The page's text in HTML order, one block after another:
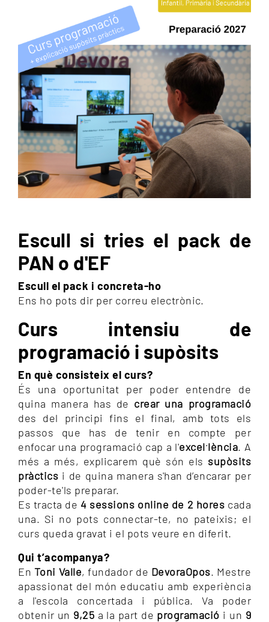
Escull si tries el pack de
PAN o d'EF
Escull el pack i concreta-ho
Ens ho pots dir per correu electrònic.
Curs intensiu de
programació i supòsits
En què consisteix el curs?
És una oportunitat per poder entendre de
quina manera has de crear una programació
des del principi fins el final, amb tots els
passos que has de tenir en compte per
enfocar una programació cap a l'excel.lència. A
més a més, explicarem què són els supòsits
pràctics i de quina manera s'han d’encarar per
poder-te'ls preparar.
Es tracta de 4 sessions online de 2 hores cada
una. Si no pots connectar-te, no pateixis; el
curs queda gravat i el pots veure en diferit.
Qui t’acompanya?
En Toni Valle, fundador de DevoraOpos. Mestre
apassionat del món educatiu amb experiència
a l'escola concertada i pública. Va poder
obtenir un 9,25 a la part de programació i un 9